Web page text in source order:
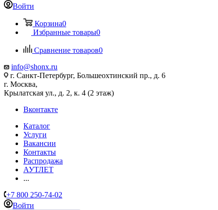
Войти
Корзина0
Избранные товары0
Сравнение товаров0
info@shonx.ru
г. Санкт-Петербург, Большеохтинский пр., д. 6
г. Москва,
Крылатская ул., д. 2, к. 4 (2 этаж)
Вконтакте
Каталог
Услуги
Вакансии
Контакты
Распродажа
АУТЛЕТ
...
+7 800 250-74-02
Войти